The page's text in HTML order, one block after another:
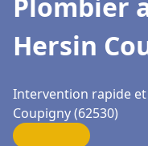
Hersin
Intervention rapide
Coupigny (62530)